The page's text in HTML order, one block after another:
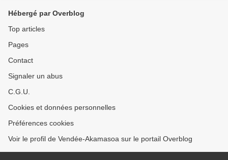
Hébergé par Overblog
Top articles
Pages
Contact
Signaler un abus
C.G.U.
Cookies et données personnelles
Préférences cookies
Voir le profil de Vendée-Akamasoa sur le portail Overblog